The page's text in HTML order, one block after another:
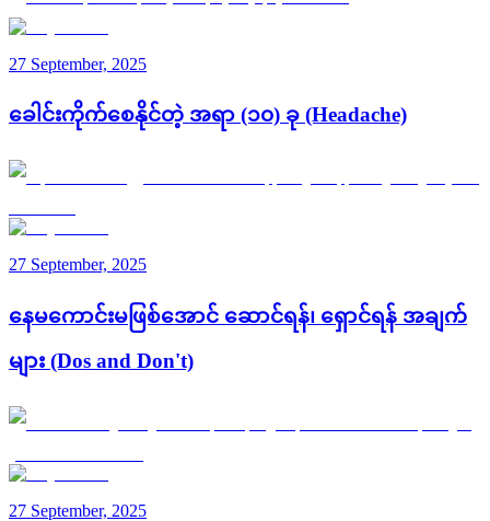
27 September, 2025
ခေါင်းကိုက်စေနိုင်တဲ့ အရာ (၁၀) ခု (Headache)
27 September, 2025
နေမကောင်းမဖြစ်အောင် ဆောင်ရန်၊ ရှောင်ရန် အချက်
များ (Dos and Don't)
27 September, 2025